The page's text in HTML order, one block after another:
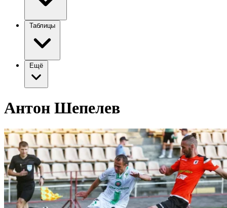
Таблицы
Ещё
Антон Шепелев